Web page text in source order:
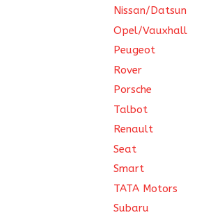
Nissan/Datsun
Opel/Vauxhall
Peugeot
Rover
Porsche
Talbot
Renault
Seat
Smart
TATA Motors
Subaru